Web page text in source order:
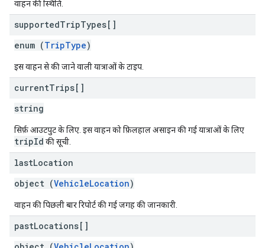
वाहन की स्थिति.
supportedTripTypes[]
enum (TripType)
इस वाहन से की जाने वाली यात्राओं के टाइप.
currentTrips[]
string
सिर्फ़ आउटपुट के लिए. इस वाहन को फ़िलहाल असाइन की गई यात्राओं के लिए
tripId की सूची.
lastLocation
object (VehicleLocation)
वाहन की पिछली बार रिपोर्ट की गई जगह की जानकारी.
pastLocations[]